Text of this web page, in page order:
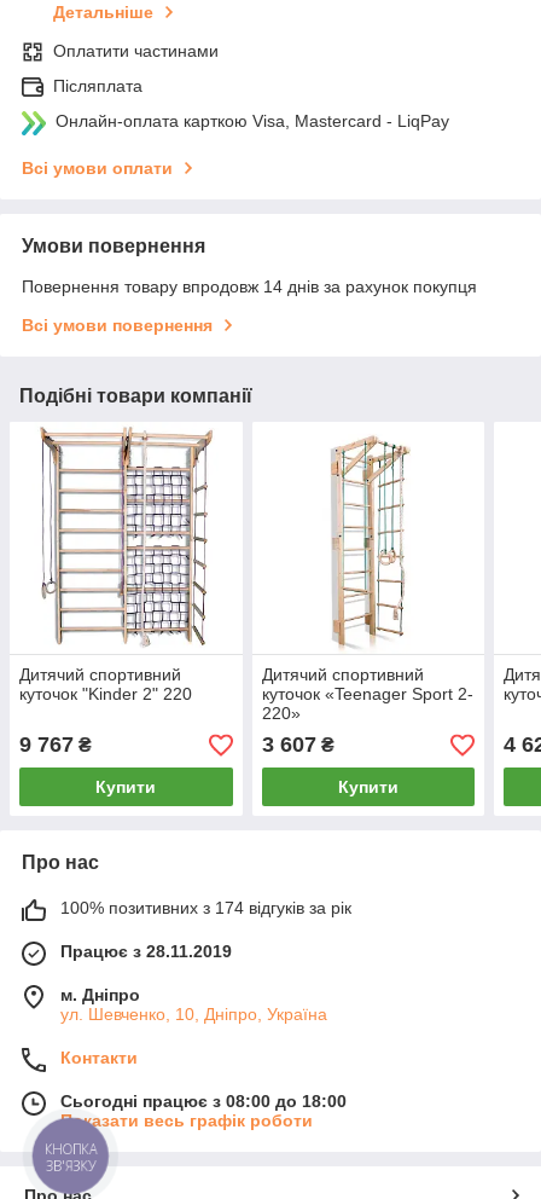
Детальніше
Оплатити частинами
Післяплата
Онлайн-оплата карткою Visa, Mastercard - LiqPay
Всі умови оплати
Умови повернення
Повернення товару впродовж 14 днів за рахунок покупця
Всі умови повернення
Подібні товари компанії
Дитячий спортивний
куточок "Kinder 2" 220
9 767 ₴
Купити
Дитячий спортивний
куточок «Teenager Sport 2-
220»
3 607₴
Купити
4
Про нас
100% позитивних з 174 відгуків за рік
Працює з 28.11.2019
м. Дніпро
ул. Шевченко, 10, Дніпро, Україна
Контакти
Сьогодні працює з 08:00 до 18:00
Показати весь графік роботи
КНОПКА
ЗВ'ЯЗКУ